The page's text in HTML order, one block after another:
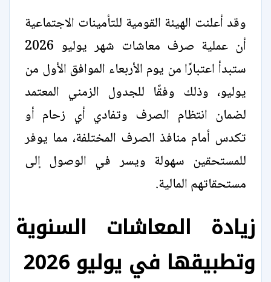
وقد أعلنت الهيئة القومية للتأمينات الاجتماعية
أن عملية صرف معاشات شهر يوليو 2026
ستبدأ اعتبارًا من يوم الأربعاء الموافق الأول من
يوليو، وذلك وفقًا للجدول الزمني المعتمد
لضمان انتظام الصرف وتفادي أي زحام أو
تكدس أمام منافذ الصرف المختلفة، مما يوفر
للمستحقين سهولة ويسر في الوصول إلى
مستحقاتهم المالية.
زيادة المعاشات السنوية
وتطبيقها في يوليو 2026